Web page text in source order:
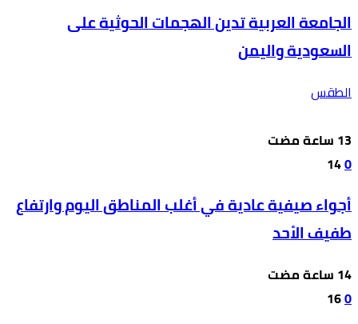
الجامعة العربية تدين الهجمات الحوثية على
السعودية واليمن
الطقس
0
14
أجواء صيفية عادية في أغلب المناطق اليوم وارتفاع
طفيف الأحد
0
16